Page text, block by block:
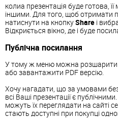
колиа презентація буде готова,
іншими. Для того, щоб отримати
натиснути на кнопкуShare і
Відкриється вікно, де і буде
Публічна посилання
У тому ж меню можна розшарити
або завантажити PDF версію.
Хочу нагадати, що за умовами
всі Ваші презентації є
можуть їх переглядати на сайті
стають доступні при покупці